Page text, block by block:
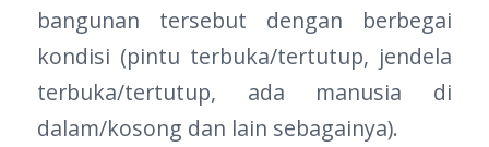
bangunan tersebut dengan berbegai
kondisi (pintu terbuka/tertutup, jendela
terbuka/tertutup, ada manusia di
dalam/kosong dan lain sebagainya).